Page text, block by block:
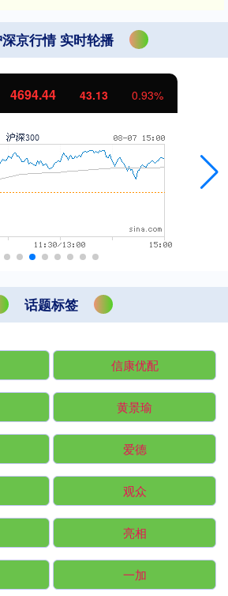
京行情 实时轮播
4694.44 43.13 0.93%
话题标签
信康优配
黄景瑜
爱德
观众
亮相
一加